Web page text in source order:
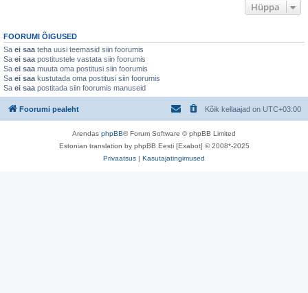
Hüppa
FOORUMI ÕIGUSED
Sa ei saa teha uusi teemasid siin foorumis
Sa ei saa postitustele vastata siin foorumis
Sa ei saa muuta oma postitusi siin foorumis
Sa ei saa kustutada oma postitusi siin foorumis
Sa ei saa postitada siin foorumis manuseid
Foorumi pealeht Kõik kellaajad on UTC+03:00
Arendas phpBB® Forum Software © phpBB Limited
Estonian translation by phpBB Eesti [Exabot] © 2008*-2025
Privaatsus | Kasutajatingimused